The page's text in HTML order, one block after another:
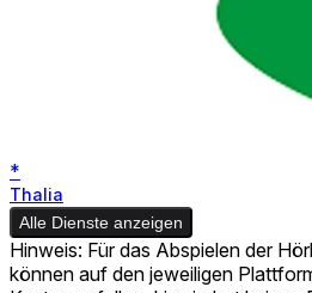
*
Thalia
Alle Dienste anzeigen
Hinweis: Für das Abspielen der
können auf den jeweiligen